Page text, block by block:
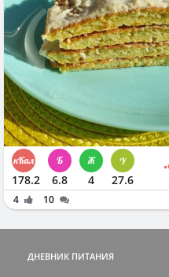
178.2 6.8 4 27.6
4 10
ДНЕВНИК ПИТАНИЯ